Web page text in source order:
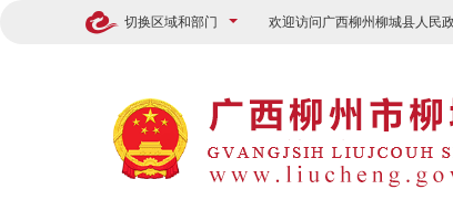
切换区域和部门 欢迎访问广西柳州柳城县人民